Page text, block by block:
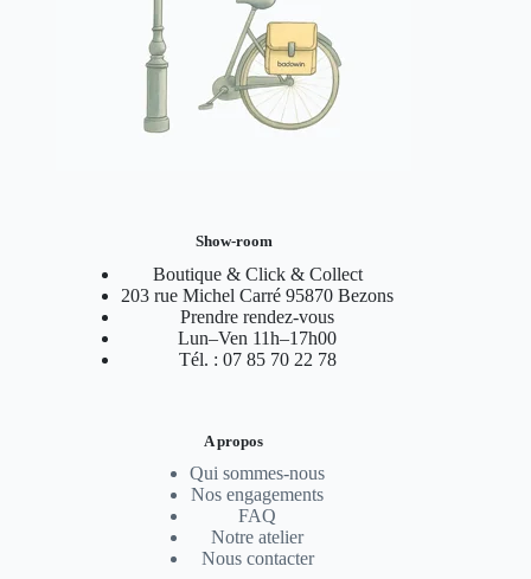
Show-room
Boutique & Click & Collect
203 rue Michel Carré 95870 Bezons
Prendre rendez-vous
Lun–Ven 11h–17h00
Tél. : 07 85 70 22 78
A propos
Qui sommes-nous
Nos engagements
FAQ
Notre atelier
Nous contacter